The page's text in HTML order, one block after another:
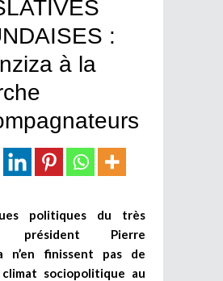
:
à la
politiques du très
président Pierre
n’en finissent pas de
sociopolitique au